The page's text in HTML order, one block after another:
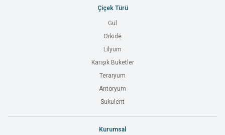
Çiçek Türü
Gül
Orkide
Lilyum
Karışık Buketler
Teraryum
Antoryum
Sukulent
Kurumsal